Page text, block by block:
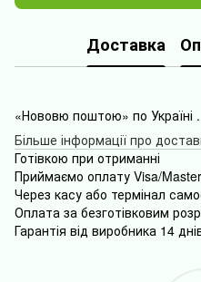
Доставка
«Нововю поштою» по Україні .
Більше інформації про
Готівкою при отриманні
Приймаємо оплату Visa/
Через касу або термінал
Оплата за безготівковим
Гарантія від виробника 14